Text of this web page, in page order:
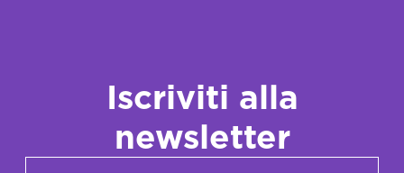
Iscriviti alla
newsletter